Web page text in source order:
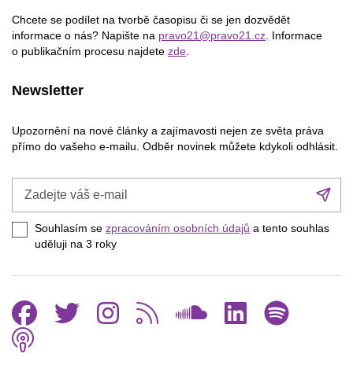
Chcete se podílet na tvorbě časopisu či se jen dozvědět
informace o nás? Napište na pravo21@pravo21.cz. Informace
o publikačním procesu najdete zde.
Newsletter
Upozornění na nové články a zajímavosti nejen ze světa práva
přímo do vašeho e-mailu. Odběr novinek můžete kdykoli odhlásit.
e-
mail
Souhlasím se zpracováním osobních údajů a tento souhlas
uděluji na 3 roky
Facebook
Twitter
Instagram
RSS
Podcast